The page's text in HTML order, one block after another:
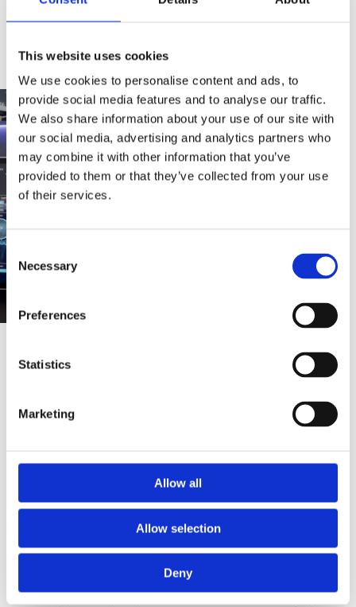
This website uses cookies
We use cookies to personalise content and ads, to
provide social media features and to analyse our traffic.
We also share information about your use of our site with
our social media, advertising and analytics partners who
may combine it with other information that you’ve
provided to them or that they’ve collected from your use
of their services.
Consent
Selection
Necessary
Preferences
Statistics
Marketing
Allow all
Allow selection
Deny
passer bedst til jer.
PAUSE Partner – samarbejde
Hos PAUSE recovery studio i Aarhus samarbejder vi
med virksomheder og foreninger, der ønsker at
give deres medarbejdere og medlemmer bedre
balance, energi og trivsel i hverdagen.
Gennem vores PAUSE Partner-aftaler får I
adgang til særlige fordele på vores behandlinger